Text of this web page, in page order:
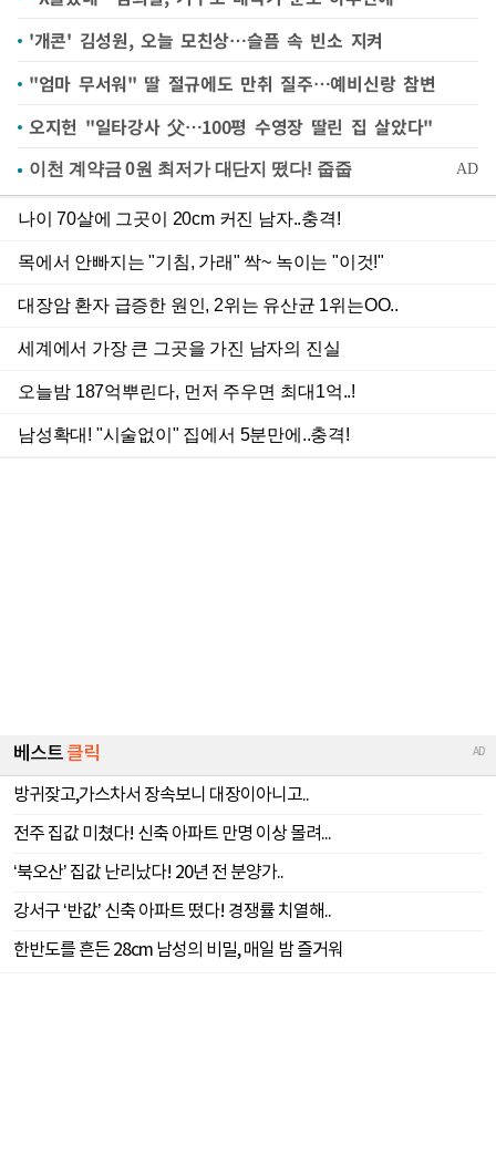
'개콘' 김성원, 오늘 모친상…슬픔 속 빈소 지켜
"엄마 무서워" 딸 절규에도 만취 질주…예비신랑 참변
오지헌 "일타강사 父…100평 수영장 딸린 집 살았다"